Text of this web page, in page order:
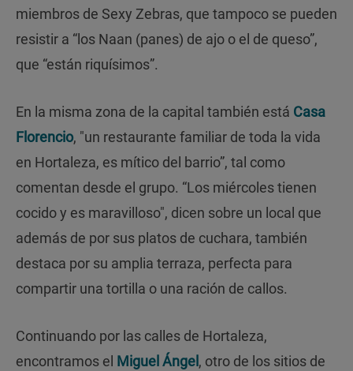
miembros de Sexy Zebras, que tampoco se pueden
resistir a “los Naan (panes) de ajo o el de queso”,
que “están riquísimos”.
En la misma zona de la capital también está Casa
Florencio, "un restaurante familiar de toda la vida
en Hortaleza, es mítico del barrio”, tal como
comentan desde el grupo. “Los miércoles tienen
cocido y es maravilloso", dicen sobre un local que
además de por sus platos de cuchara, también
destaca por su amplia terraza, perfecta para
compartir una tortilla o una ración de callos.
Continuando por las calles de Hortaleza,
encontramos el Miguel Ángel, otro de los sitios de